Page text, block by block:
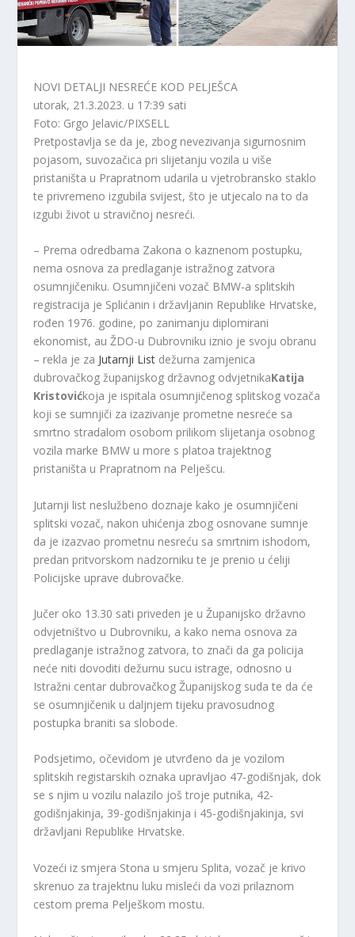
NOVI DETALJI NESREĆE KOD PELJEŠCA
utorak, 21.3.2023. u 17:39 sati
Foto: Grgo Jelavic/PIXSELL
Pretpostavlja se da je, zbog nevezivanja sigurnosnim
pojasom, suvozačica pri slijetanju vozila u više
pristaništa u Prapratnom udarila u vjetrobransko staklo
te privremeno izgubila svijest, što je utjecalo na to da
izgubi život u stravičnoj nesreći.
– Prema odredbama Zakona o kaznenom postupku,
nema osnova za predlaganje istražnog zatvora
osumnjičeniku. Osumnjičeni vozač BMW-a splitskih
registracija je Splićanin i državljanin Republike Hrvatske,
rođen 1976. godine, po zanimanju diplomirani
ekonomist, au ŽDO-u Dubrovniku iznio je svoju obranu
– rekla je za Jutarnji List dežurna zamjenica
dubrovačkog županijskog državnog odvjetnikaKatija
Kristovićkoja je ispitala osumnjičenog splitskog vozača
koji se sumnjiči za izazivanje prometne nesreće sa
smrtno stradalom osobom prilikom slijetanja osobnog
vozila marke BMW u more s platoa trajektnog
pristaništa u Prapratnom na Pelješcu.
Jutarnji list neslužbeno doznaje kako je osumnjičeni
splitski vozač, nakon uhićenja zbog osnovane sumnje
da je izazvao prometnu nesreću sa smrtnim ishodom,
predan pritvorskom nadzorniku te je prenio u ćeliji
Policijske uprave dubrovačke.
Jučer oko 13.30 sati priveden je u Županijsko državno
odvjetništvo u Dubrovniku, a kako nema osnova za
predlaganje istražnog zatvora, to znači da ga policija
neće niti dovoditi dežurnu sucu istrage, odnosno u
Istražni centar dubrovačkog Županijskog suda te da će
se osumnjičenik u daljnjem tijeku pravosudnog
postupka braniti sa slobode.
Podsjetimo, očevidom je utvrđeno da je vozilom
splitskih registarskih oznaka upravljao 47-godišnjak, dok
se s njim u vozilu nalazilo još troje putnika, 42-
godišnjakinja, 39-godišnjakinja i 45-godišnjakinja, svi
državljani Republike Hrvatske.
Vozeći iz smjera Stona u smjeru Splita, vozač je krivo
skrenuo za trajektnu luku misleći da vozi prilaznom
cestom prema Pelješkom mostu.